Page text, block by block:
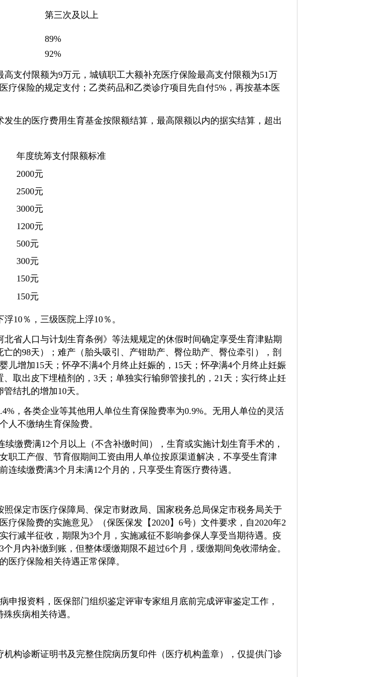
第三次及以上
89%
92%
支付限额为9万元，城镇职工大额补充医疗保险最高支付限额为51万
疗保险的规定支付；乙类药品和乙类诊疗项目先自付5%，再按基本医
生的医疗费用生育基金按限额结算，最高限额以内的据实结算，超出
年度统筹支付限额标准
2000元
2500元
3000元
1200元
500元
300元
150元
150元
10％，三级医院上浮10％。
省人口与计划生育条例》等法规规定的休假时间确定享受生育津贴期
的98天）；难产（胎头吸引、产钳助产、臀位助产、臀位牵引），剖
儿增加15天；怀孕不满4个月终止妊娠的，15天；怀孕满4个月终止妊娠
取出皮下埋植剂的，3天；单独实行输卵管接扎的，21天；实行终止妊
结扎的增加10天。
，各类企业等其他用人单位生育保险费率为0.9%。无用人单位的灵活
人不缴纳生育保险费。
缴费满12个月以上（不含补缴时间），生育或实施计划生育手术的，
职工产假、节育假期间工资由用人单位按原渠道解决，不享受生育津
续缴费满3个月未满12个月的，只享受生育医疗费待遇。
保定市医疗保障局、保定市财政局、国家税务总局保定市税务局关于
保险费的实施意见》（保医保发【2020】6号）文件要求，自2020年2
行减半征收，期限为3个月，实施减征不影响参保人享受当期待遇。疫
月内补缴到账，但整体缓缴期限不超过6个月，缓缴期间免收滞纳金。
医疗保险相关待遇正常保障。
申报资料，医保部门组织鉴定评审专家组月底前完成评审鉴定工作，
疾病相关待遇。
机构诊断证明书及完整住院病历复印件（医疗机构盖章），仅提供门诊